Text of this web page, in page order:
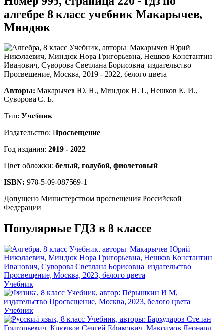
алгебре 8 класс учебник Макарычев,
Миндюк
Авторы: Макарычев Ю. Н., Миндюк Н. Г., Нешков К. И.,
Суворова С. Б.
Тип: Учебник
Издательство: Просвещение
Год издания: 2019 - 2022
Цвет обложки: белый, голубой, фиолетовый
ISBN: 978-5-09-087569-1
Допущено Министерством просвещения Российской
Федерации
Популярные ГДЗ в 8 классе
Учебник
Учебник